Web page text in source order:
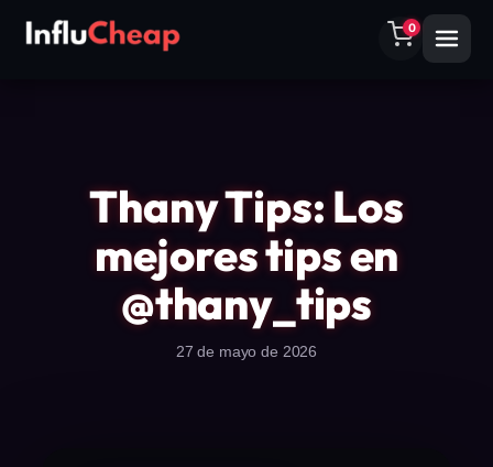
0
Thany Tips: Los
mejores tips en
@thany_tips
27 de mayo de 2026